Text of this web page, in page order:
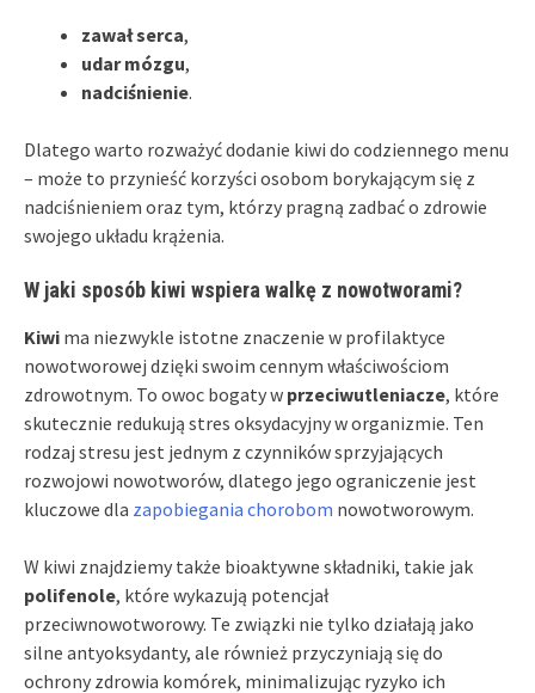
zawał serca,
udar mózgu,
nadciśnienie.
Dlatego warto rozważyć dodanie kiwi do codziennego menu
– może to przynieść korzyści osobom borykającym się z
nadciśnieniem oraz tym, którzy pragną zadbać o zdrowie
swojego układu krążenia.
W jaki sposób kiwi wspiera walkę z nowotworami?
Kiwi ma niezwykle istotne znaczenie w profilaktyce
nowotworowej dzięki swoim cennym właściwościom
zdrowotnym. To owoc bogaty w przeciwutleniacze, które
skutecznie redukują stres oksydacyjny w organizmie. Ten
rodzaj stresu jest jednym z czynników sprzyjających
rozwojowi nowotworów, dlatego jego ograniczenie jest
kluczowe dla zapobiegania chorobom nowotworowym.
W kiwi znajdziemy także bioaktywne składniki, takie jak
polifenole, które wykazują potencjał
przeciwnowotworowy. Te związki nie tylko działają jako
silne antyoksydanty, ale również przyczyniają się do
ochrony zdrowia komórek, minimalizując ryzyko ich